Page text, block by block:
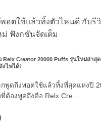
Relx Creator 20000 Puffs รุ่นใหม่ล่
งไฟได้!
พูดถึงพอตใช้แล้วทิ้งที่สุดแห่งปี
ต้องพูดถึงคือ Relx Cre…